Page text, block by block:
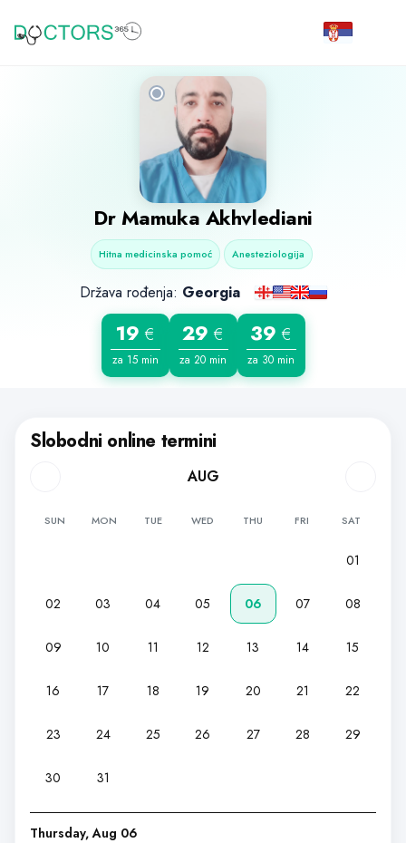
Dr Mamuka Akhvlediani
Hitna medicinska pomoć Anesteziologija
Država rođenja: Georgia
19 €
za 15 min
29 €
za 20 min
39 €
za 30 min
Slobodni online termini
AUG
SUN MON TUE WED THU FRI SAT
01
02 03 04 05 06 07 08
09 10 11 12 13 14 15
16 17 18 19 20 21 22
23 24 25 26 27 28 29
30 31
Thursday, Aug 06